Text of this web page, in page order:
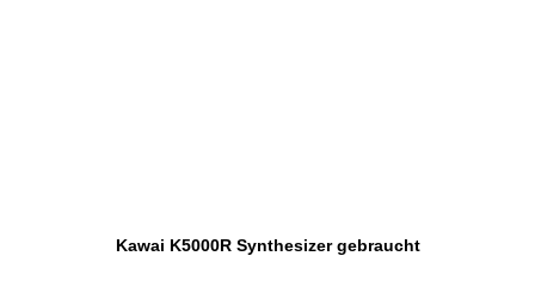
Kawai K5000R Synthesizer gebraucht